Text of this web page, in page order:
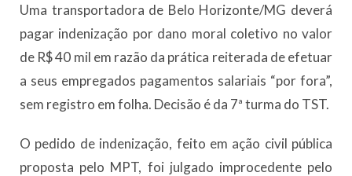
Uma transportadora de Belo Horizonte/MG deverá
pagar indenização por dano moral coletivo no valor
de R$ 40 mil em razão da prática reiterada de efetuar
a seus empregados pagamentos salariais “por fora”,
sem registro em folha. Decisão é da 7ª turma do TST.
O pedido de indenização, feito em ação civil pública
proposta pelo MPT, foi julgado improcedente pelo